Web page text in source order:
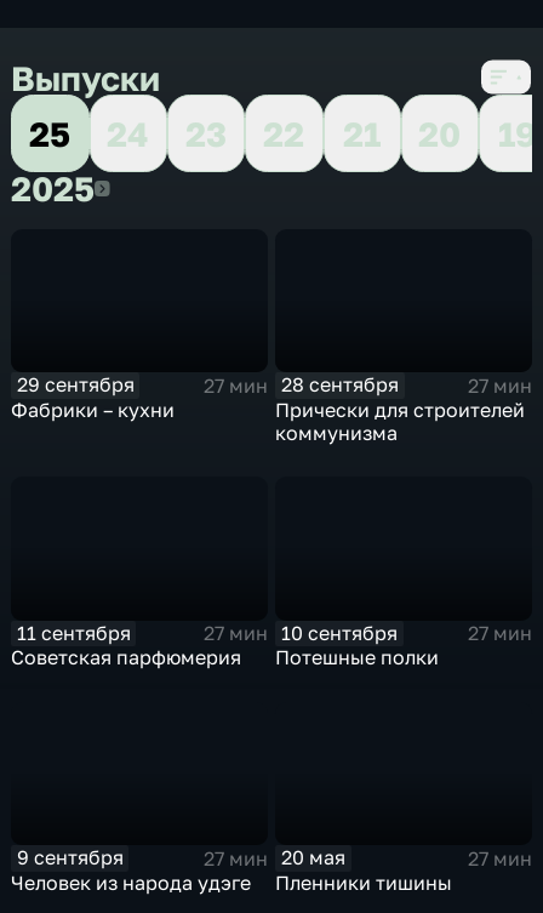
Выпуски
25
24 23 22 21 20
19
20252025
29 сентября
27 мин
Фабрики – кухни
28 сентября
27 мин
Прически для строителей
коммунизма
11 сентября
27 мин
Советская парфюмерия
10 сентября
27 мин
Потешные полки
9 сентября
27 мин
Человек из народа удэге
20 мая
27 мин
Пленники тишины